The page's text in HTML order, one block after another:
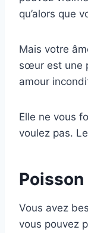
qu’alors que
Mais votre
sœur est une
amour
Elle ne vous
voulez pas.
Poisson
Vous avez
vous pouvez